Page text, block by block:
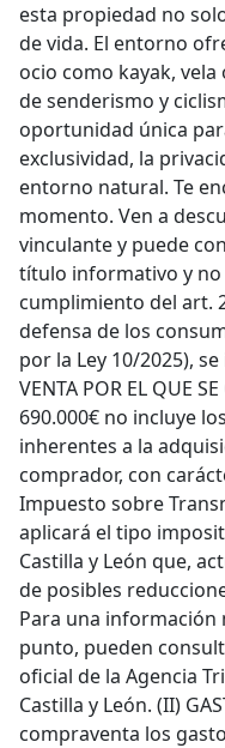
esta propiedad no
de vida. El entorno
ocio como kayak,
de senderismo y
oportunidad única
exclusividad, la
entorno natural. Te
momento. Ven a
vinculante y puede
título informativo y no
cumplimiento del art.
defensa de los
por la Ley 10/2025),
VENTA POR EL QUE
690.000€ no incluye
inherentes a la
comprador, con
Impuesto sobre
aplicará el tipo
Castilla y León que,
de posibles
Para una información
punto, pueden
oficial de la Agencia
Castilla y León. (II)
compraventa los